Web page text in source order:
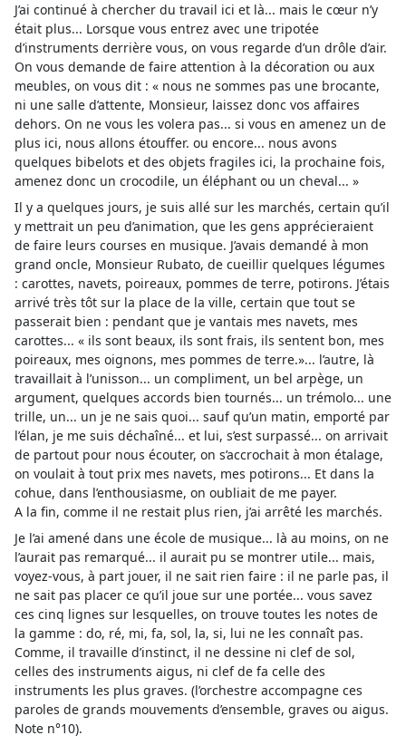
J’ai continué à chercher du travail ici et là... mais le cœur n’y
était plus... Lorsque vous entrez avec une tripotée
d’instruments derrière vous, on vous regarde d’un drôle d’air.
On vous demande de faire attention à la décoration ou aux
meubles, on vous dit : « nous ne sommes pas une brocante,
ni une salle d’attente, Monsieur, laissez donc vos affaires
dehors. On ne vous les volera pas... si vous en amenez un de
plus ici, nous allons étouffer. ou encore... nous avons
quelques bibelots et des objets fragiles ici, la prochaine fois,
amenez donc un crocodile, un éléphant ou un cheval... »
Il y a quelques jours, je suis allé sur les marchés, certain qu’il
y mettrait un peu d’animation, que les gens apprécieraient
de faire leurs courses en musique. J’avais demandé à mon
grand oncle, Monsieur Rubato, de cueillir quelques légumes
: carottes, navets, poireaux, pommes de terre, potirons. J’étais
arrivé très tôt sur la place de la ville, certain que tout se
passerait bien : pendant que je vantais mes navets, mes
carottes... « ils sont beaux, ils sont frais, ils sentent bon, mes
poireaux, mes oignons, mes pommes de terre.»... l’autre, là
travaillait à l’unisson... un compliment, un bel arpège, un
argument, quelques accords bien tournés... un trémolo... une
trille, un... un je ne sais quoi... sauf qu’un matin, emporté par
l’élan, je me suis déchaîné... et lui, s’est surpassé... on arrivait
de partout pour nous écouter, on s’accrochait à mon étalage,
on voulait à tout prix mes navets, mes potirons... Et dans la
cohue, dans l’enthousiasme, on oubliait de me payer.
A la fin, comme il ne restait plus rien, j’ai arrêté les marchés.
Je l’ai amené dans une école de musique... là au moins, on ne
l’aurait pas remarqué... il aurait pu se montrer utile... mais,
voyez-vous, à part jouer, il ne sait rien faire : il ne parle pas, il
ne sait pas placer ce qu’il joue sur une portée... vous savez
ces cinq lignes sur lesquelles, on trouve toutes les notes de
la gamme : do, ré, mi, fa, sol, la, si, lui ne les connaît pas.
Comme, il travaille d’instinct, il ne dessine ni clef de sol,
celles des instruments aigus, ni clef de fa celle des
instruments les plus graves. (l’orchestre accompagne ces
paroles de grands mouvements d’ensemble, graves ou aigus.
Note n°10).